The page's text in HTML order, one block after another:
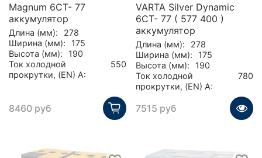
Magnum 6СТ- 77
аккумулятор
Длина (мм):
278
Ширина (мм):
175
Высота (мм):
190
Ток холодной
прокрутки, (EN) А:
550
8460 руб
VARTA Silver Dynamic
6CT- 77 ( 577 400 )
аккумулятор
Длина (мм):
278
Ширина (мм):
175
Высота (мм):
190
Ток холодной
прокрутки, (EN) А:
780
7515 руб